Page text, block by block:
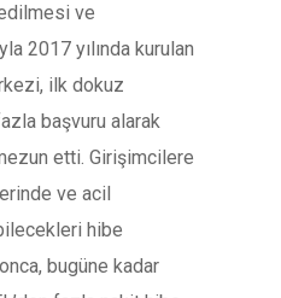
ve
2017 yılında kurulan
ilk dokuz
başvuru alarak
etti. Girişimcilere
ve acil
hibe
bugüne kadar